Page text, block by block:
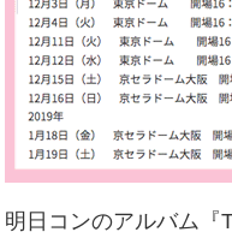
明日コンのアルバム『